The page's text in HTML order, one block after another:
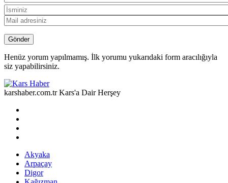
Henüz yorum yapılmamış. İlk yorumu yukarıdaki form aracılığıyla
siz yapabilirsiniz.
karshaber.com.tr Kars'a Dair Herşey
Akyaka
Arpaçay
Digor